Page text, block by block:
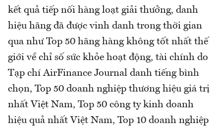
kết quả tiếp nối hàng loạt giải thưởng, danh
hiệu hãng đã được vinh danh trong thời gian
qua như Top 50 hãng hàng không tốt nhất thế
giới về chỉ số sức khỏe hoạt động, tài chính do
Tạp chí AirFinance Journal danh tiếng bình
chọn, Top 50 doanh nghiệp thương hiệu giá trị
nhất Việt Nam, Top 50 công ty kinh doanh
hiệu quả nhất Việt Nam, Top 10 doanh nghiệp